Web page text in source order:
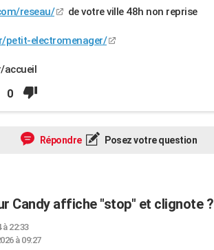
reseau/ de votre ville 48h non reprise
petit-electromenager/
accueil
0
Répondre Posez votre question
Candy affiche "stop" et clignote ?
à 22:33
à 09:27